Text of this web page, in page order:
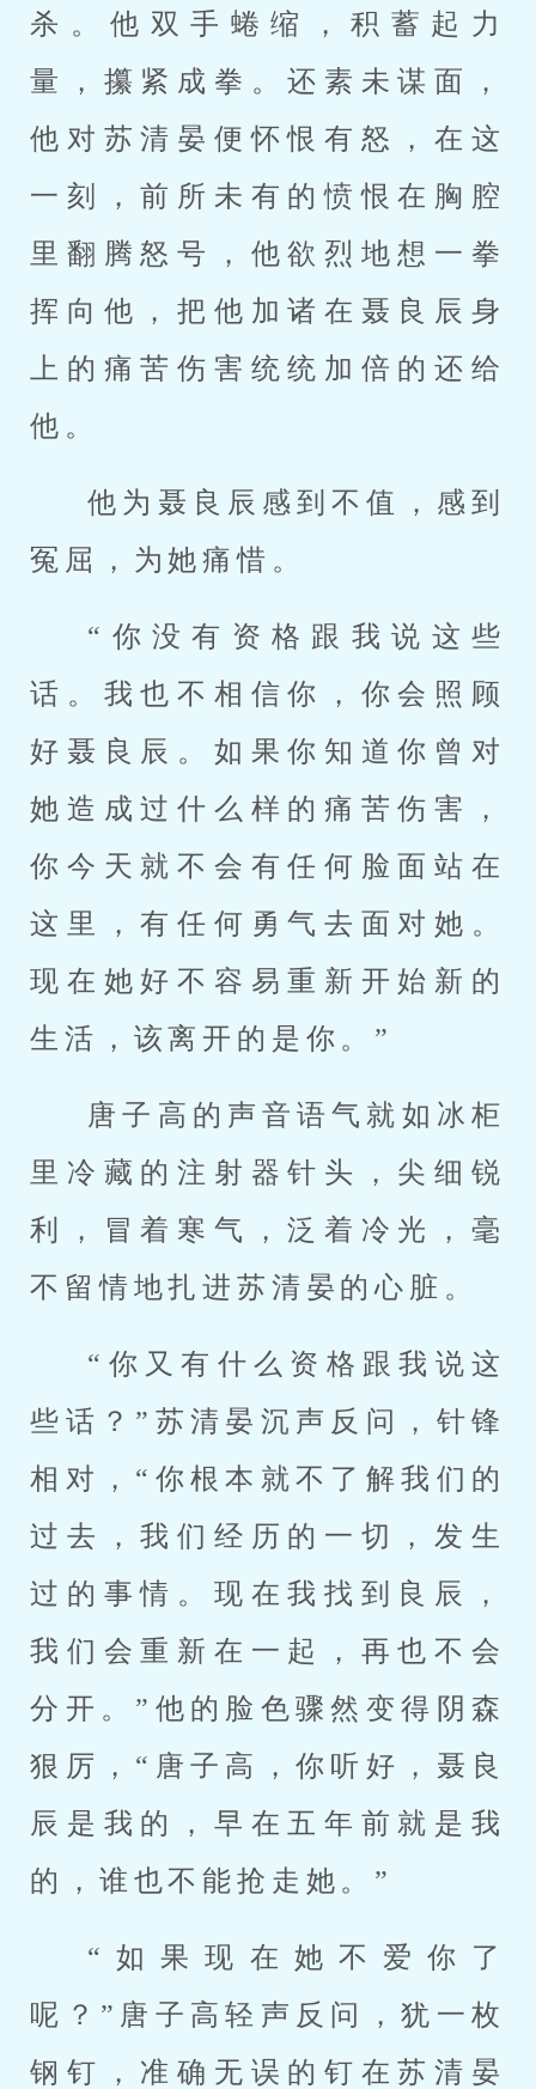
杀。他双手蜷缩，积蓄起力
量，攥紧成拳。还素未谋面，
他对苏清晏便怀恨有怒，在这
一刻，前所未有的愤恨在胸腔
里翻腾怒号，他欲烈地想一拳
挥向他，把他加诸在聂良辰身
上的痛苦伤害统统加倍的还给
他。
他为聂良辰感到不值，感到
冤屈，为她痛惜。
“你没有资格跟我说这些
话。我也不相信你，你会照顾
好聂良辰。如果你知道你曾对
她造成过什么样的痛苦伤害，
你今天就不会有任何脸面站在
这里，有任何勇气去面对她。
现在她好不容易重新开始新的
生活，该离开的是你。”
唐子高的声音语气就如冰柜
里冷藏的注射器针头，尖细锐
利，冒着寒气，泛着冷光，毫
不留情地扎进苏清晏的心脏。
“你又有什么资格跟我说这
些话？”苏清晏沉声反问，针锋
相对，“你根本就不了解我们的
过去，我们经历的一切，发生
过的事情。现在我找到良辰，
我们会重新在一起，再也不会
分开。”他的脸色骤然变得阴森
狠厉，“唐子高，你听好，聂良
辰是我的，早在五年前就是我
的，谁也不能抢走她。”
“如果现在她不爱你了
呢？”唐子高轻声反问，犹一枚
钢钉，准确无误的钉在苏清晏